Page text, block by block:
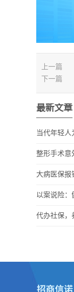
上一篇
下一篇
最新文章
当代年轻人
整形手术意
大病医保报
以案说险：
代办社保，